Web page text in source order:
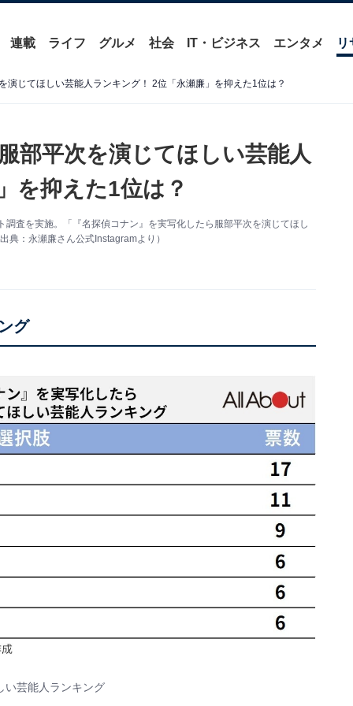
連載 ライフ グルメ 社会 IT・ビジネス エンタメ リ
演じてほしい芸能人ランキング！ 2位「永瀬廉」を抑えた1位は？
部平次を演じてほしい芸能人
を抑えた1位は？
査を実施。「『名探偵コナン』を実写化したら服部平次を演じてほし
典：永瀬廉さん公式Instagramより）
グ
い芸能人ランキング